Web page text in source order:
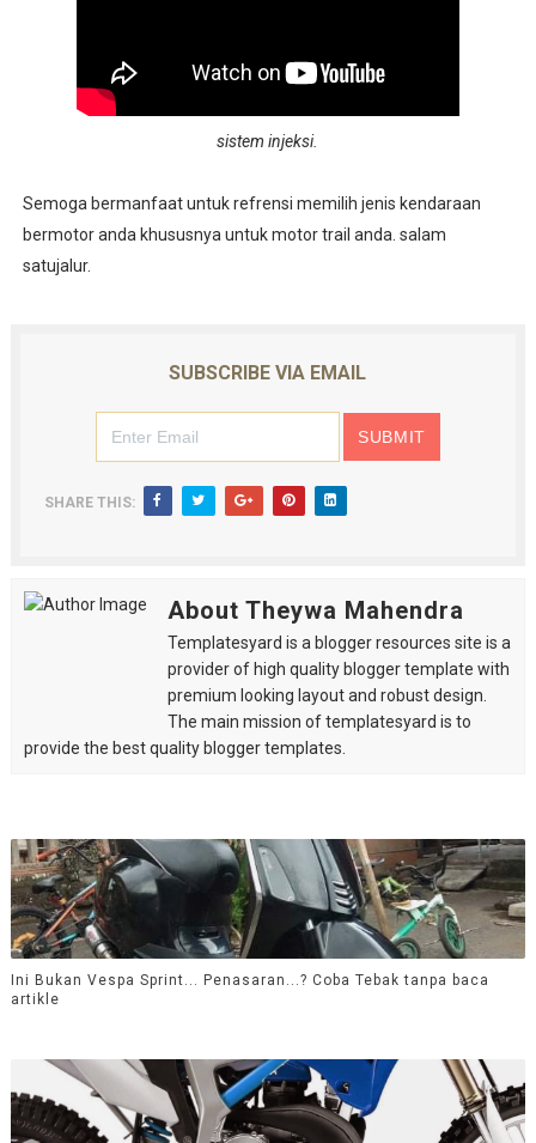
sistem injeksi.
Semoga bermanfaat untuk refrensi memilih jenis kendaraan
bermotor anda khususnya untuk motor trail anda. salam
satujalur.
SUBSCRIBE VIA EMAIL
SHARE THIS:
About Theywa Mahendra
Templatesyard is a blogger resources site is a
provider of high quality blogger template with
premium looking layout and robust design.
The main mission of templatesyard is to
provide the best quality blogger templates.
Ini Bukan Vespa Sprint... Penasaran...? Coba Tebak tanpa baca
artikle